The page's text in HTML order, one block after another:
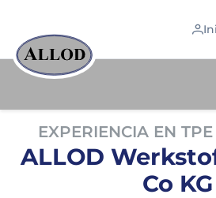
EXPERIENCIA EN
ALLOD
Co KG